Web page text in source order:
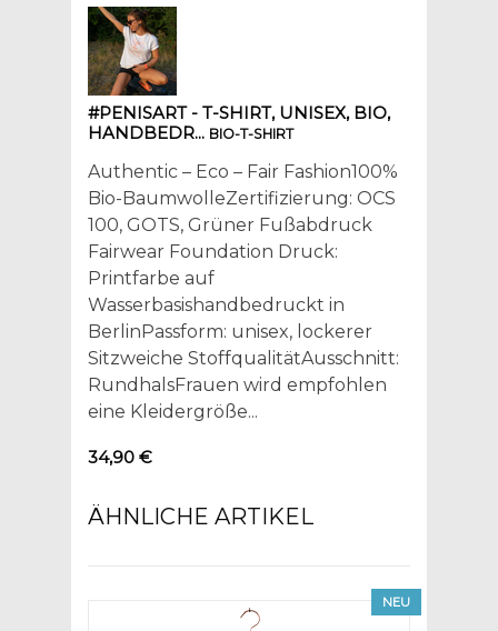
#PENISART - T-SHIRT, UNISEX, BIO,
HANDBEDR... BIO-T-SHIRT
Authentic – Eco – Fair Fashion100%
Bio-BaumwolleZertifizierung: OCS
100, GOTS, Grüner Fußabdruck
Fairwear Foundation Druck:
Printfarbe auf
Wasserbasishandbedruckt in
BerlinPassform: unisex, lockerer
Sitzweiche StoffqualitätAusschnitt:
RundhalsFrauen wird empfohlen
eine Kleidergröße...
34,90 €
ÄHNLICHE ARTIKEL
NEU